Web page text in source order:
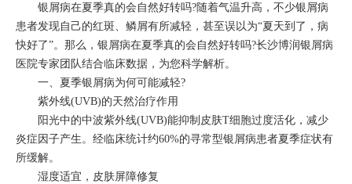
银屑病在夏季真的会自然好转吗?随着气温升高，不少银屑病
患者发现自己的红斑、鳞屑有所减轻，甚至误以为“夏天到了，病
快好了”。那么，银屑病在夏季真的会自然好转吗?长沙博润银屑病
医院专家团队结合临床数据，为您科学解析。
一、夏季银屑病为何可能减轻?
紫外线(UVB)的天然治疗作用
阳光中的中波紫外线(UVB)能抑制皮肤T细胞过度活化，减少
炎症因子产生。经临床统计约60%的寻常型银屑病患者夏季症状有
所缓解。
湿度适宜，皮肤屏障修复